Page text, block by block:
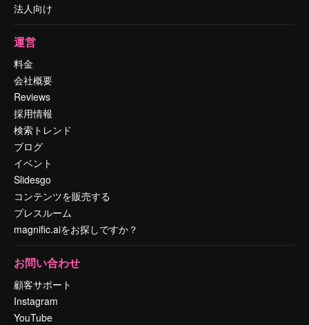
法人向け
運営
料金
会社概要
Reviews
採用情報
検索トレンド
ブログ
イベント
Slidesgo
コンテンツを販売する
プレスルーム
magnific.aiをお探しですか？
お問い合わせ
顧客サポート
Instagram
YouTube